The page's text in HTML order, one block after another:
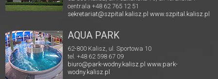
centrala +48 62 765 12 51
sekretariat@szpital.kalisz.pl www.szpital.kalisz.pl
AQUA PARK
62-800 Kalisz, ul. Sportowa 10
tel. +48 62 598 67 09
biuro@park-wodny.kalisz.pl www.park-
wodny.kalisz.pl